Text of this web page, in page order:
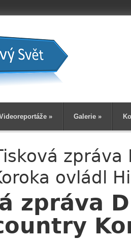
» Galerie »
zpráva
ovládl
zpráva